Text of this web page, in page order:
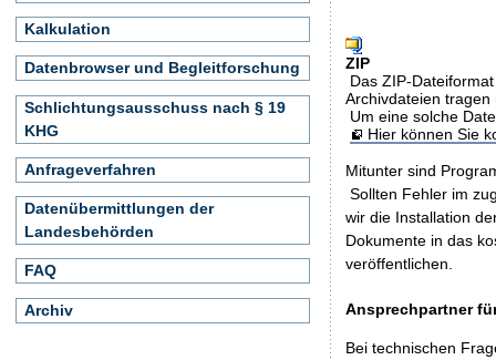
ZIP
Das ZIP-
Archivdateien
Um eine solche
Hier können Sie
Mitunter sind
Sollten Fehler im
wir die Installation
Dokumente in das
veröffentlichen.
Ansprechpartner
Bei technischen
Kalkulation
Datenbrowser und Begleitforschung
Schlichtungsausschuss nach § 19
KHG
Anfrageverfahren
Datenübermittlungen der
Landesbehörden
FAQ
Archiv